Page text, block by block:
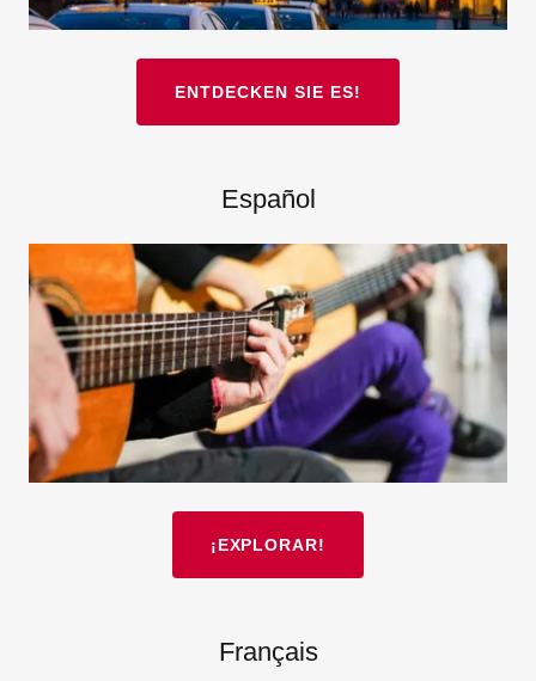
ENTDECKEN SIE ES!
Español
¡EXPLORAR!
Français